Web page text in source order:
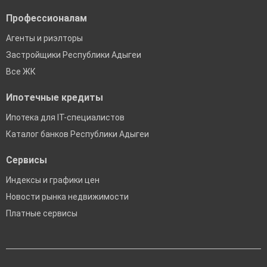
Профессионалам
Агенты и риэлторы
Застройщики Республики Адыгеи
Все ЖК
Ипотечные кредиты
Ипотека для IT-специалистов
Каталог банков Республики Адыгеи
Сервисы
Индексы и графики цен
Новости рынка недвижимости
Платные сервисы